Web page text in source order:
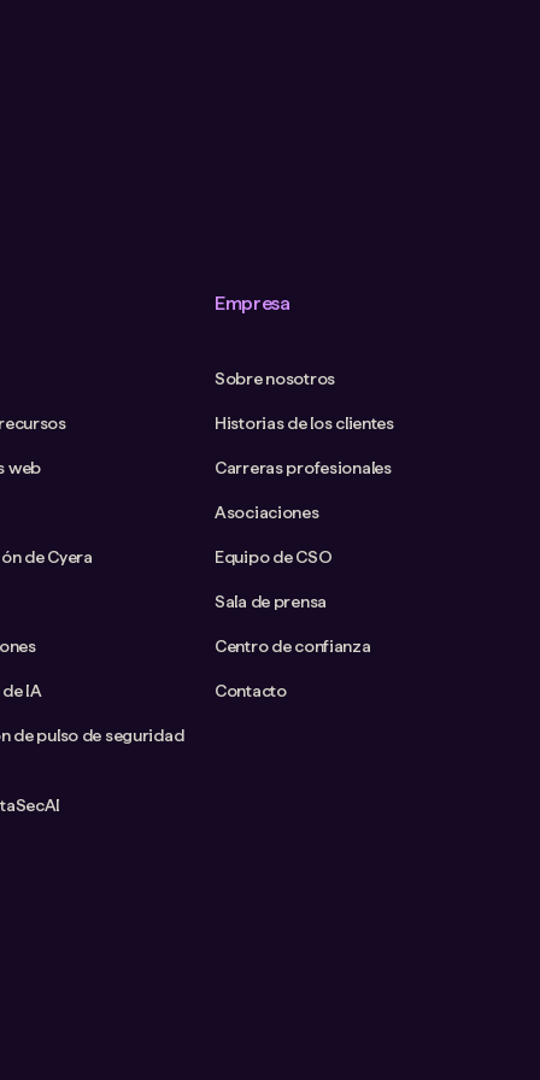
web
de Cyera
IA
de pulso de seguridad
Empresa
Sobre nosotros
Historias de los clientes
Carreras profesionales
Asociaciones
Equipo de CSO
Sala de prensa
Centro de confianza
Contacto